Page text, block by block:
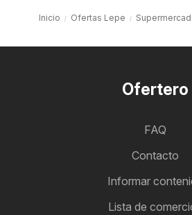
Inicio Ofertas Lepe
Ofertero
FAQ
Contacto
Informar
Lista de